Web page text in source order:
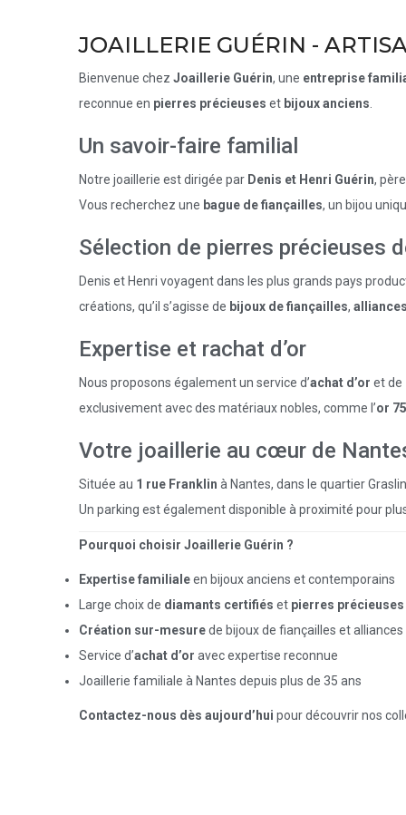
JOAILLERIE GUÉRIN -
Bienvenue chez Joaillerie Guérin, une entreprise
reconnue en pierres précieuses et bijoux anciens
Un savoir-faire familial
Notre joaillerie est dirigée par Denis et Henri Guérin,
Vous recherchez une bague de fiançailles, un bijou
Sélection de pierres précieuses
Denis et Henri voyagent dans les plus grands pays
créations, qu’il s’agisse de bijoux de fiançailles, alliances
Expertise et rachat d’or
Nous proposons également un service d’achat d’or et de
exclusivement avec des matériaux nobles, comme l’or
Votre joaillerie au cœur de
Située au 1 rue Franklin à Nantes, dans le quartier
Un parking est également disponible à proximité pour
Pourquoi choisir Joaillerie Guérin ?
Expertise familialeen bijoux anciens et contemporains
Large choix de diamants certifiés et pierres précieuses
Création sur-mesurede bijoux de fiançailles et alliances
Service d’achat d’or avec expertise reconnue
Joaillerie familiale à Nantes depuis plus de 35 ans
Contactez-nous dès aujourd’hui pour découvrir nos